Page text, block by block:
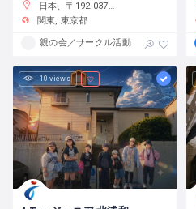
日本、〒192-0375 東京都八王子市鑓水２丁目２０１３−２
関東
東京都
親の会／サークル活動
10 views